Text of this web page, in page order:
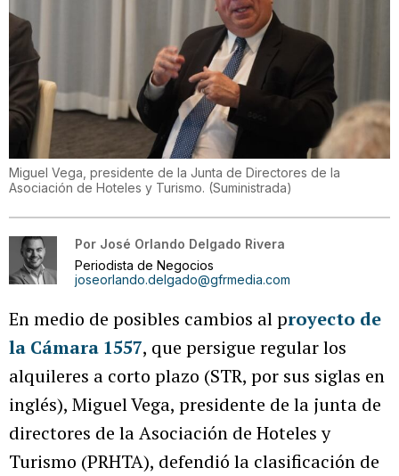
Miguel Vega, presidente de la Junta de Directores de la
Asociación de Hoteles y Turismo. (Suministrada)
Por José Orlando Delgado Rivera
Periodista de Negocios
joseorlando.delgado@gfrmedia.com
En medio de posibles cambios al proyecto de
la Cámara 1557, que persigue regular los
alquileres a corto plazo (STR, por sus siglas en
inglés), Miguel Vega, presidente de la junta de
directores de la Asociación de Hoteles y
Turismo (PRHTA), defendió la clasificación de